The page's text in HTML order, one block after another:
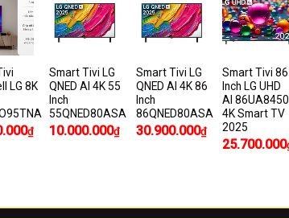
LG 8K
₫
Smart Tivi LG
QNED AI 4K 55
Inch
55QNED80ASA
10.000.000₫
Smart Tivi LG
QNED AI 4K 86
Inch
86QNED80ASA
30.900.000₫
Smart Tivi 86
Inch LG UHD
AI 86UA8450
4K Smart TV
2025
25.700.000